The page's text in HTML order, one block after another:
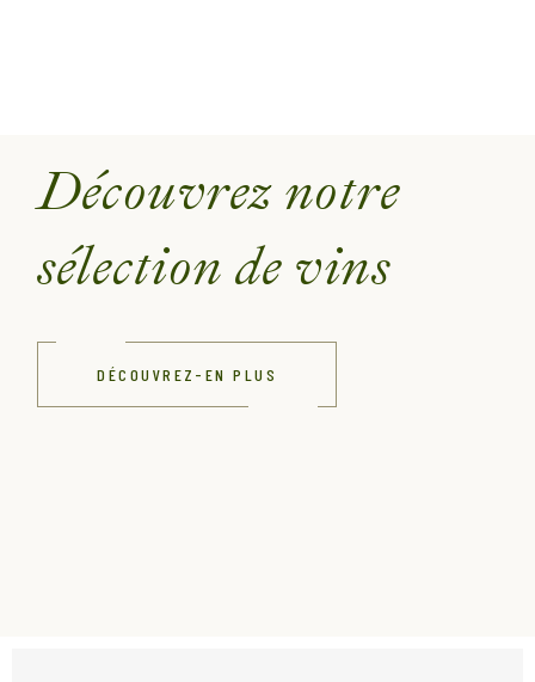
Découvrez notre
sélection de vins
DÉCOUVREZ-EN PLUS